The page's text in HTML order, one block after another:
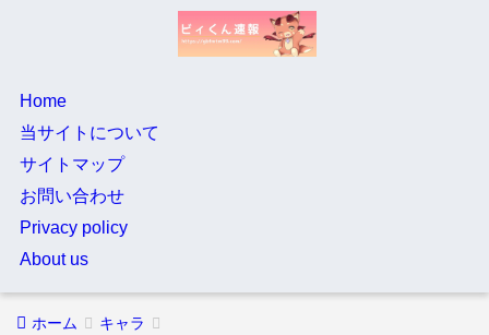
Home
当サイトについて
サイトマップ
お問い合わせ
Privacy policy
About us
ホーム キャラ